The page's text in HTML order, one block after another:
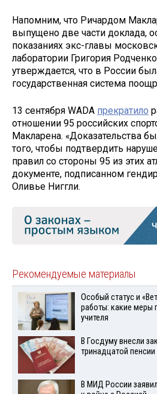
Напомним, что Ричардом
выпущено две части доклада,
показаниях экс-главы
лаборатории Григория
утверждается, что в России
государственная система
13 сентября WADA прекратило
отношении 95 российских
Макларена. «Доказательства
того, чтобы подтвердить
правил со стороны 95 из этих
документе, подписанном
Оливье Ниггли.
Рекомендуемые материалы
Особый статус и
работы: какие меры
учителя
В Госдуму внесли
тринадцатой пенсии
В МИД России